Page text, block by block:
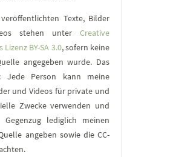
Texte, Bilder
stehen unter Creative
BY-SA 3.0, sofern keine
angegeben wurde. Das
Jede Person kann meine
und Videos für private und
Zwecke verwenden und
lediglich meinen
angeben sowie die CC-